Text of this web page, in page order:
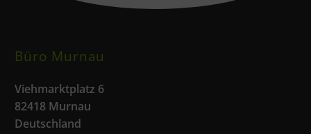
Büro Murnau
Viehmarktplatz 6
82418 Murnau
Deutschland